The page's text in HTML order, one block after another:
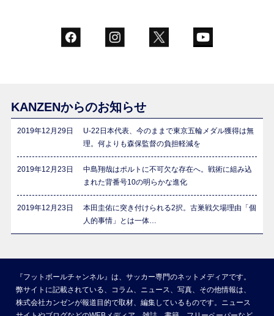
KANZENからのお知らせ
2019年12月29日
U-22日本代表、今のままで東京五輪メダル獲得は無
理。何よりも森保監督の負担軽減を
2019年12月23日
中島翔哉はポルトに不可欠な存在へ。戦術に組み込
まれた背番号10の明らかな進化
2019年12月23日
本田圭佑に突き付けられる2択。古巣戦欠場理由「個
人的事情」とは一体…
『フットボールチャンネル』は、サッカー専門のネットメディアです。
弊サイトに記載されている、コラム、ニュース、写真、その他情報は、
株式会社カンゼンが報道目的で取材、編集しているものです。ニュース